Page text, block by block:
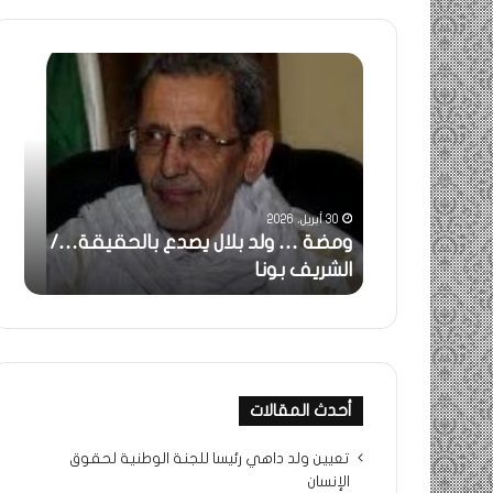
بونا
ومضة
يصدع
بونا 30 أبريل، 2026
ومضة … ولد بلال يصدع بالحقيقة…/
الشريف بونا
أحدث المقالات
تعيين ولد داهي رئيسا للجنة الوطنية لحقوق
الإنسان